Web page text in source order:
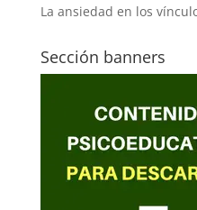
La ansiedad en los
Sección banners